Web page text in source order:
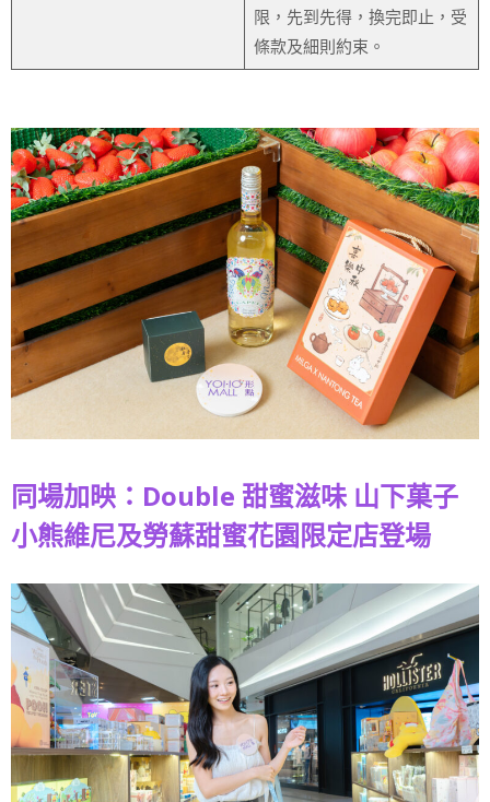
限，先到先得，換完即止，受
條款及細則約束。
同場加映：Double 甜蜜滋味 山下菓子
小熊維尼及勞蘇甜蜜花園限定店登場